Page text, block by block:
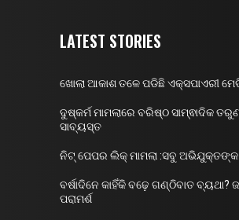
LATEST STORIES
ଖୋଲା ଆକାଶ ତଳେ ପଡିଛି ଏକ୍ସପାଏରୀ
ଦୁଷ୍କର୍ମ ମାମଲାରେ ବରିଷ୍ଠ ସାମ୍ଵାଦିକ
ସାବ୍ୟସ୍ତ
ନିଟ୍ ପେପର ଲିକ୍ ମାମଲା :ସବୁ ଅଭିଯୁକ୍ତଙ୍କ
ବର୍ଷାଦିନେ କାହିଁକି ବଢ଼େ ଗଣ୍ଠିବାତ ବ୍ୟଥା?
ପରାମର୍ଶ